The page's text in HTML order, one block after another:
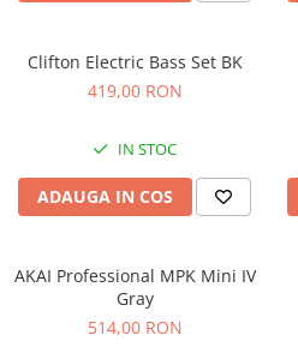
Comenzi si controllere
Ecrane LED
Efecte de lumini
Masini de fum si ceata
Moving Head-uri
Clifton Electric Bass Set BK
419,00 RON
IN STOC
ADAUGA IN COS
AKAI Professional MPK Mini IV
Gray
514,00 RON